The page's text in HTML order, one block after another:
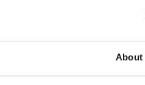
About